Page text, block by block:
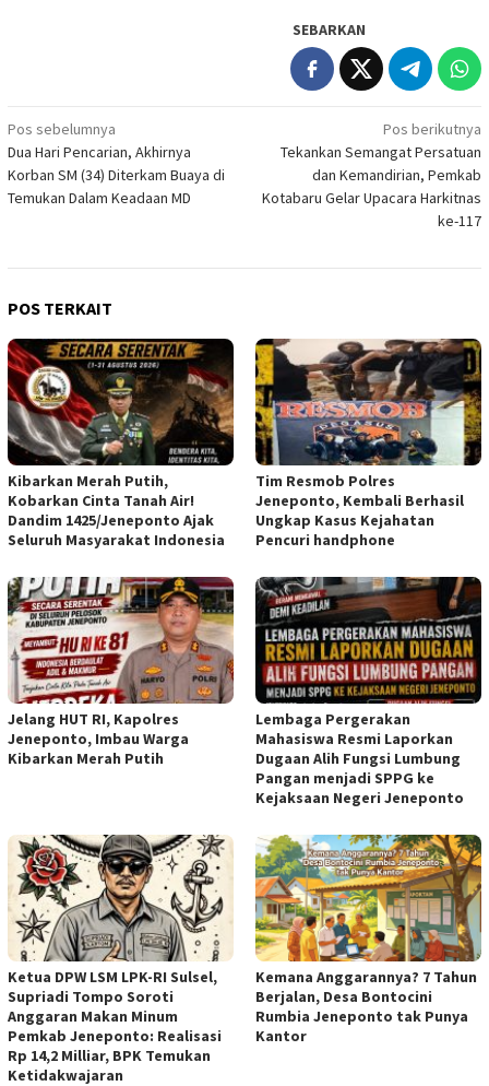
SEBARKAN
Navigasi
pos
Pos sebelumnya
Dua Hari Pencarian, Akhirnya
Korban SM (34) Diterkam Buaya di
Temukan Dalam Keadaan MD
Pos berikutnya
Tekankan Semangat Persatuan
dan Kemandirian, Pemkab
Kotabaru Gelar Upacara Harkitnas
ke-117
POS TERKAIT
Kibarkan Merah Putih,
Kobarkan Cinta Tanah Air!
Dandim 1425/Jeneponto Ajak
Seluruh Masyarakat Indonesia
Tim Resmob Polres
Jeneponto, Kembali Berhasil
Ungkap Kasus Kejahatan
Pencuri handphone
Jelang HUT RI, Kapolres
Jeneponto, Imbau Warga
Kibarkan Merah Putih
Lembaga Pergerakan
Mahasiswa Resmi Laporkan
Dugaan Alih Fungsi Lumbung
Pangan menjadi SPPG ke
Kejaksaan Negeri Jeneponto
Ketua DPW LSM LPK-RI Sulsel,
Supriadi Tompo Soroti
Anggaran Makan Minum
Pemkab Jeneponto: Realisasi
Rp 14,2 Milliar, BPK Temukan
Ketidakwajaran
Kemana Anggarannya? 7 Tahun
Berjalan, Desa Bontocini
Rumbia Jeneponto tak Punya
Kantor